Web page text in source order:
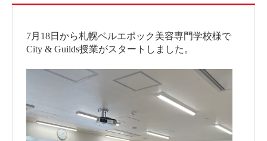
7月18日から札幌ベルエポック美容専門学校様で
City & Guilds授業がスタートしました。